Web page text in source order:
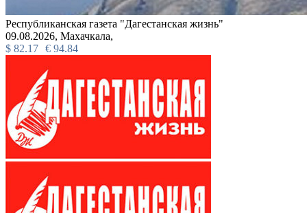
Республиканская газета "Дагестанская жизнь"
09.08.2026, Махачкала,
$ 82.17 € 94.84